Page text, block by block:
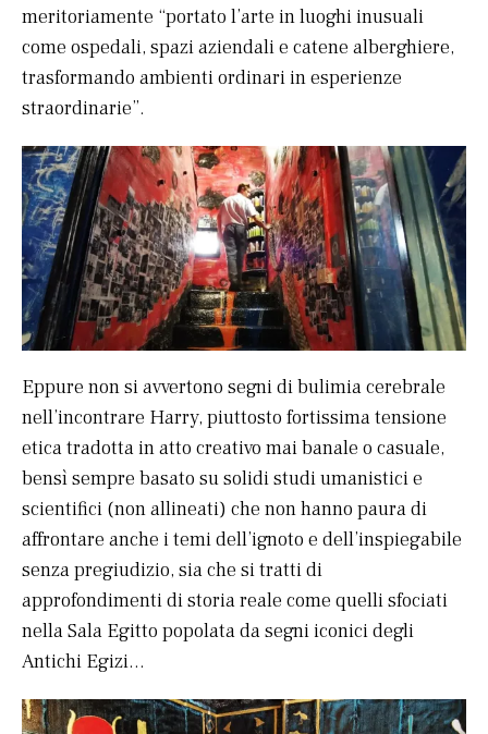
meritoriamente “portato l’arte in luoghi inusuali
come ospedali, spazi aziendali e catene alberghiere,
trasformando ambienti ordinari in esperienze
straordinarie”.
Eppure non si avvertono segni di bulimia cerebrale
nell’incontrare Harry, piuttosto fortissima tensione
etica tradotta in atto creativo mai banale o casuale,
bensì sempre basato su solidi studi umanistici e
scientifici (non allineati) che non hanno paura di
affrontare anche i temi dell’ignoto e dell’inspiegabile
senza pregiudizio, sia che si tratti di
approfondimenti di storia reale come quelli sfociati
nella Sala Egitto popolata da segni iconici degli
Antichi Egizi…